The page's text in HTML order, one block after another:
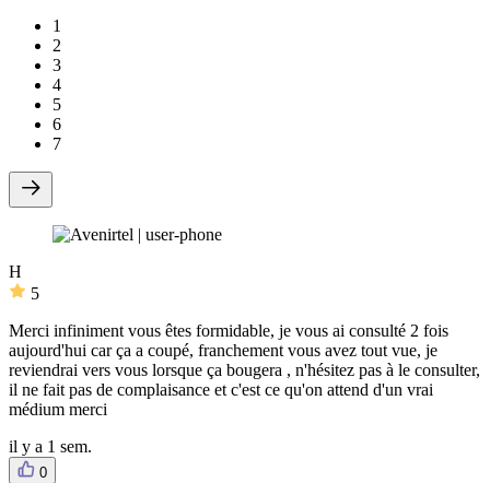
1
2
3
4
5
6
7
H
5
Merci infiniment vous êtes formidable, je vous ai consulté 2 fois
aujourd'hui car ça a coupé, franchement vous avez tout vue, je
reviendrai vers vous lorsque ça bougera , n'hésitez pas à le consulter,
il ne fait pas de complaisance et c'est ce qu'on attend d'un vrai
médium merci
il y a 1 sem.
0